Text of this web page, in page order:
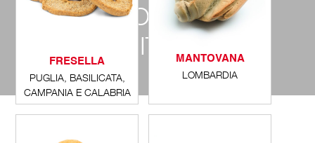
ENCICLOPEDIA DEL
PANE ITALIANO
FRESELLA
PUGLIA, BASILICATA,
CAMPANIA E CALABRIA
MANTOVANA
LOMBARDIA